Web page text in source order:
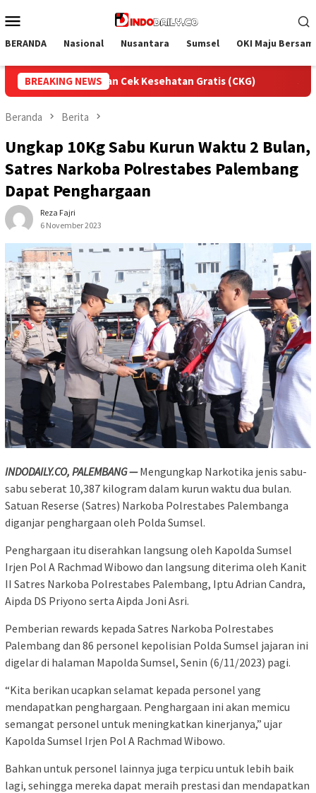
ke
Mobile
BERANDA Nasional Nusantara Sumsel OKI Maju
BREAKING NEWS
Semarak HUT RI, Lapas Sekayu Gelar Aksi Bersih
Beranda Berita
Ungkap 10Kg Sabu Kurun Waktu 2 Bulan,
Satres Narkoba Polrestabes Palembang
Dapat Penghargaan
Reza Fajri
6 November 2023
INDODAILY.CO, PALEMBANG — Mengungkap Narkotika jenis sabu-
sabu seberat 10,387 kilogram dalam kurun waktu dua bulan.
Satuan Reserse (Satres) Narkoba Polrestabes Palembanga
diganjar penghargaan oleh Polda Sumsel.
Penghargaan itu diserahkan langsung oleh Kapolda Sumsel
Irjen Pol A Rachmad Wibowo dan langsung diterima oleh Kanit
II Satres Narkoba Polrestabes Palembang, Iptu Adrian Candra,
Aipda DS Priyono serta Aipda Joni Asri.
Pemberian rewards kepada Satres Narkoba Polrestabes
Palembang dan 86 personel kepolisian Polda Sumsel jajaran ini
digelar di halaman Mapolda Sumsel, Senin (6/11/2023) pagi.
“Kita berikan ucapkan selamat kepada personel yang
mendapatkan penghargaan. Penghargaan ini akan memicu
semangat personel untuk meningkatkan kinerjanya,” ujar
Kapolda Sumsel Irjen Pol A Rachmad Wibowo.
Bahkan untuk personel lainnya juga terpicu untuk lebih baik
lagi, sehingga mereka dapat meraih prestasi dan mendapatkan